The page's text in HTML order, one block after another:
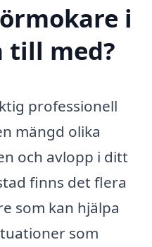
i
till med?
professionell
mängd olika
och avlopp i ditt
finns det flera
som kan hjälpa
som